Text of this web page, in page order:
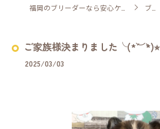
ブログ
ご家族様決まりました╰(*´︶`*)⭐︎
2025/03/03